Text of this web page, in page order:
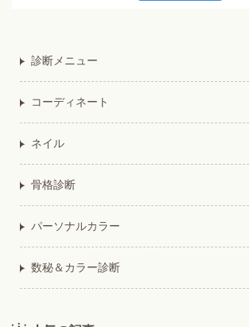
診断メニュー
コーディネート
ネイル
骨格診断
パーソナルカラー
数秘＆カラー診断